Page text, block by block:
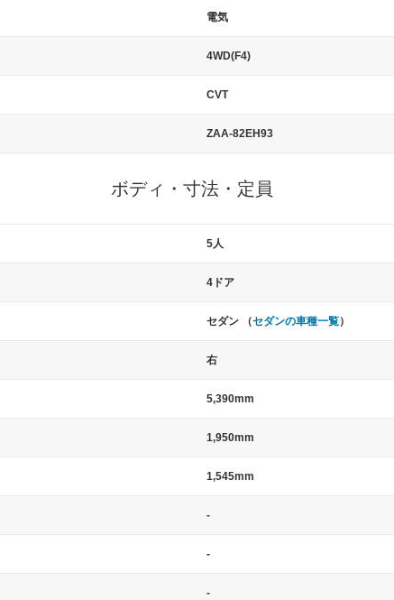
電気
4WD(F4)
CVT
ZAA-82EH93
ボディ・寸法・定員
5人
4ドア
セダン （セダンの車種一覧）
右
5,390mm
1,950mm
1,545mm
-
-
-